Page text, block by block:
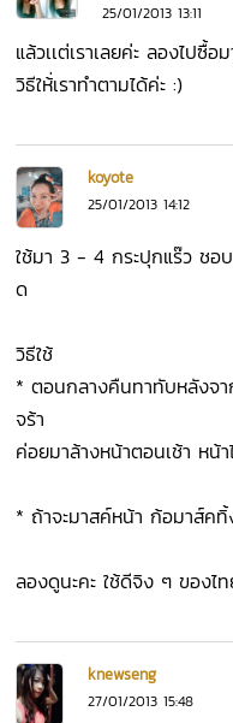
25/01/2013 13:11
แล้วเเต่เราเลยค่ะ ลองไปซื้
วิธีให้่เราทำตามได้ค่ะ :)
koyote
25/01/2013 14:12
ใช้มา 3 - 4 กระปุกแร๊ว ชอ
ด
วิธีใช้
* ตอนกลางคืนทาทับหลังจา
จร้า
ค่อยมาล้างหน้าตอนเช้า หน้
* ถ้าจะมาสค์หน้า ก้อมาส์ค
ลองดูนะคะ ใช้ดีจิง ๆ ของไ
knewseng
27/01/2013 15:48